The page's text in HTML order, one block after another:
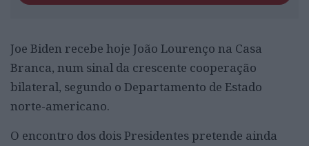
Joe Biden recebe hoje João Lourenço na Casa
Branca, num sinal da crescente cooperação
bilateral, segundo o Departamento de Estado
norte-americano.
O encontro dos dois Presidentes pretende ainda